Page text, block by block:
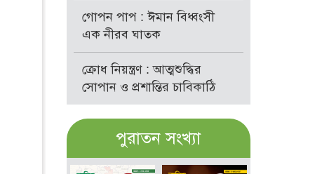
গোপন পাপ : ঈমান বিধ্বংসী
এক নীরব ঘাতক
ক্রোধ নিয়ন্ত্রণ : আত্মশুদ্ধির
সোপান ও প্রশান্তির চাবিকাঠি
পুরাতন সংখ্যা